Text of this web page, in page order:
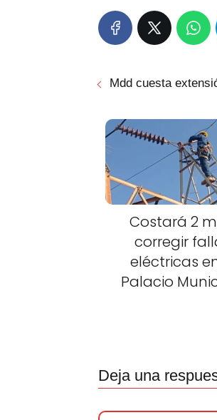
Mdd cuesta
Costará 2
corregir
eléctricas
Palacio
Deja una